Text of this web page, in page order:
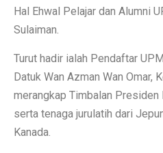
Hal Ehwal Pelajar dan Alumni
Sulaiman.
Turut hadir ialah Pendaftar
Datuk Wan Azman Wan Omar,
merangkap Timbalan Presiden
serta tenaga jurulatih dari
Kanada.